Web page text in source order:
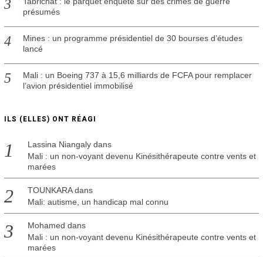
présumés
Mines : un programme présidentiel de 30 bourses d’études
lancé
Mali : un Boeing 737 à 15,6 milliards de FCFA pour remplacer
l’avion présidentiel immobilisé
ILS (ELLES) ONT RÉAGI
Lassina Niangalydans
Mali : un non-voyant devenu Kinésithérapeute contre vents et
marées
TOUNKARAdans
Mali: autisme, un handicap mal connu
Mohamed dans
Mali : un non-voyant devenu Kinésithérapeute contre vents et
marées